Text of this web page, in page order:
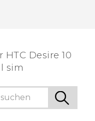
Desire 10
sim